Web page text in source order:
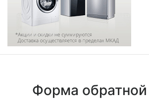
Форма обратной